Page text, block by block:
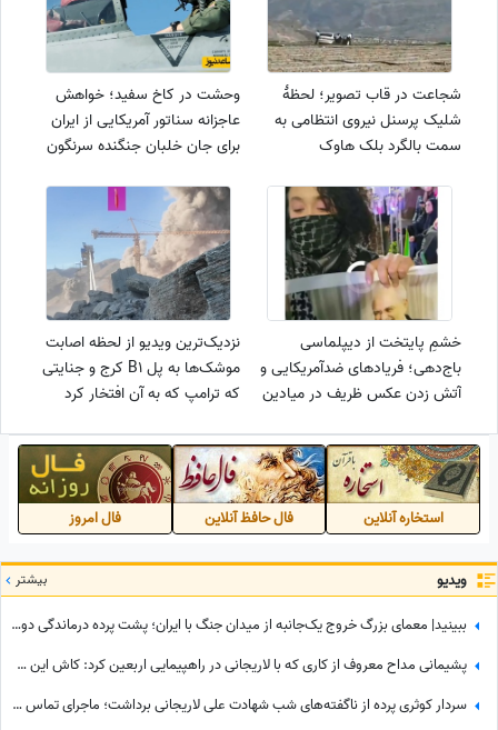
شجاعت در قاب تصویر؛ لحظهٔ
شلیک پرسنل نیروی انتظامی به
سمت بالگرد بلک هاوک
وحشت در کاخ سفید؛ خواهش
عاجزانه سناتور آمریکایی از ایران
برای جان خلبان جنگنده سرنگون
لحن، از تهدید به التماس!
خشمِ پایتخت از دیپلماسی
باج‌دهی؛ فریادهای ضدآمریکایی و
آتش زدن عکس ظریف در میادین
نزدیک‌ترین ویدیو از لحظه اصابت
موشک‌ها به پل B1 کرج و جنایتی
که ترامپ که به آن افتخار کرد
استخاره آنلاین فال حافظ آنلاین فال امروز
ویدیو بیشتر
ببینید| معمای بزرگ خروج یک‌جانبه از میدان جنگ با ایران؛ پشت پرده درماندگی دولتمردان آمریکایی!
پشیمانی مداح معروف از کاری که با لاریجانی در راهپیمایی اربعین کرد: کاش این کار را نمی‌کردم
سردار کوثری پرده از ناگفته‌های شب شهادت علی لاریجانی برداشت؛ ماجرای تماس آخر پسر شهید لاریجانی چه بود؟